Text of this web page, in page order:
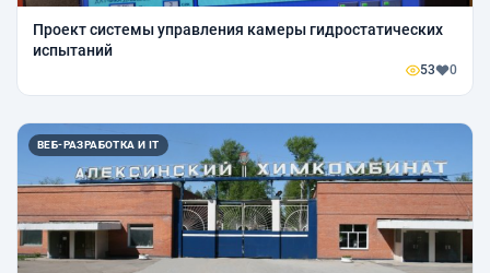
Проект системы управления камеры гидростатических
испытаний
53 0
ВЕБ-РАЗРАБОТКА И IT